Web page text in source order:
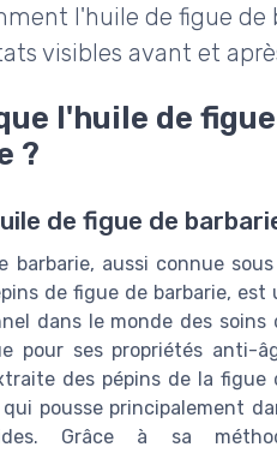
l'huile de figue
visibles avant et
l'huile de figue
?
de figue de
barbarie, aussi connue
de figue de barbarie, est
dans le monde des soins
pour ses propriétés anti-
des pépins de la figue
pousse principalement
Grâce à sa